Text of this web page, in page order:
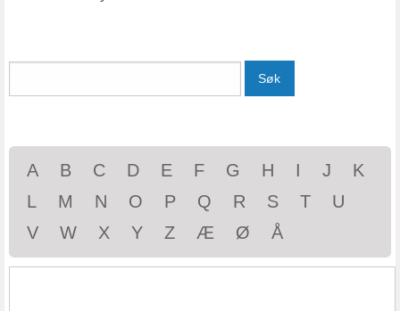
Søk
A B C D E F G H I J
K
L
M N O P Q R S T
U
V
W X Y Z Æ Ø Å